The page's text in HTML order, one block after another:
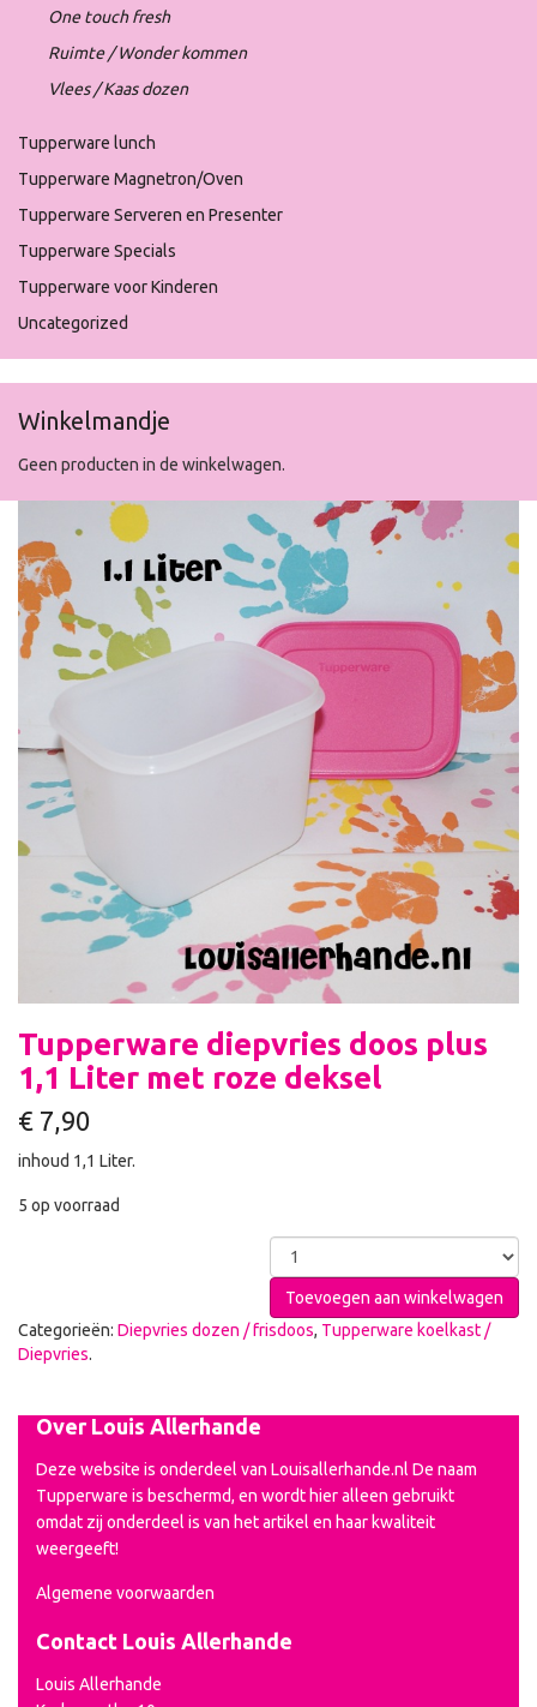
One touch fresh
Ruimte / Wonder kommen
Vlees / Kaas dozen
Tupperware lunch
Tupperware Magnetron/Oven
Tupperware Serveren en Presenter
Tupperware Specials
Tupperware voor Kinderen
Uncategorized
Winkelmandje
Geen producten in de winkelwagen.
Tupperware diepvries doos plus
1,1 Liter met roze deksel
€ 7,90
inhoud 1,1 Liter.
5 op voorraad
Toevoegen aan winkelwagen
Categorieën: Diepvries dozen / frisdoos, Tupperware koelkast /
Diepvries.
Over Louis Allerhande
Deze website is onderdeel van Louisallerhande.nl De naam
Tupperware is beschermd, en wordt hier alleen gebruikt
omdat zij onderdeel is van het artikel en haar kwaliteit
weergeeft!
Algemene voorwaarden
Contact Louis Allerhande
Louis Allerhande